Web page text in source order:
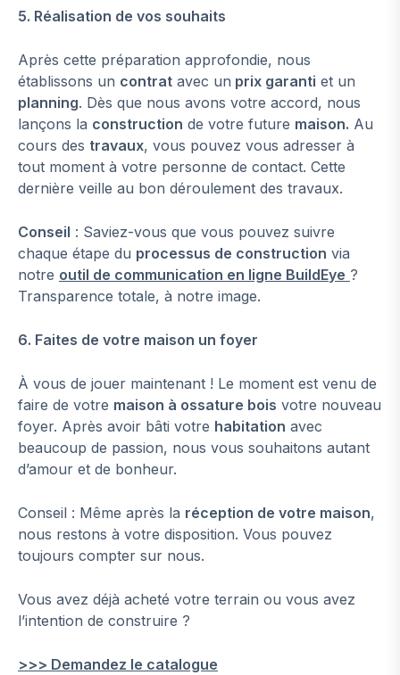
5. Réalisation de vos souhaits
Après cette préparation approfondie, nous
établissons un contrat avec un prix garanti et un
planning. Dès que nous avons votre accord, nous
lançons la construction de votre future maison. Au
cours des travaux, vous pouvez vous adresser à
tout moment à votre personne de contact. Cette
dernière veille au bon déroulement des travaux.
Conseil : Saviez-vous que vous pouvez suivre
chaque étape du processus de construction via
notre outil de communication en ligne BuildEye ?
Transparence totale, à notre image.
6. Faites de votre maison un foyer
À vous de jouer maintenant ! Le moment est venu de
faire de votre maison à ossature bois votre nouveau
foyer. Après avoir bâti votre habitation avec
beaucoup de passion, nous vous souhaitons autant
d’amour et de bonheur.
Conseil : Même après la réception de votre maison,
nous restons à votre disposition. Vous pouvez
toujours compter sur nous.
Vous avez déjà acheté votre terrain ou vous avez
l’intention de construire ?
>>> Demandez le catalogue